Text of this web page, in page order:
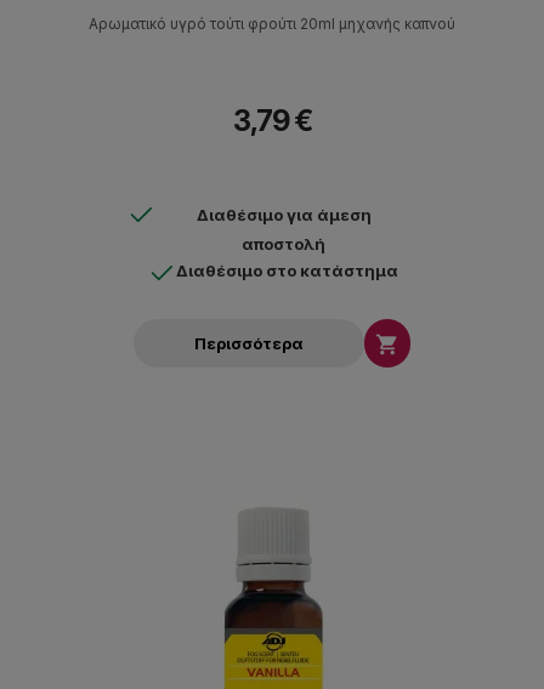
Αρωματικό υγρό τούτι φρούτι 20ml μηχανής καπνού
3,79 €
Διαθέσιμο για άμεση
αποστολή
Διαθέσιμο στο κατάστημα
Περισσότερα 